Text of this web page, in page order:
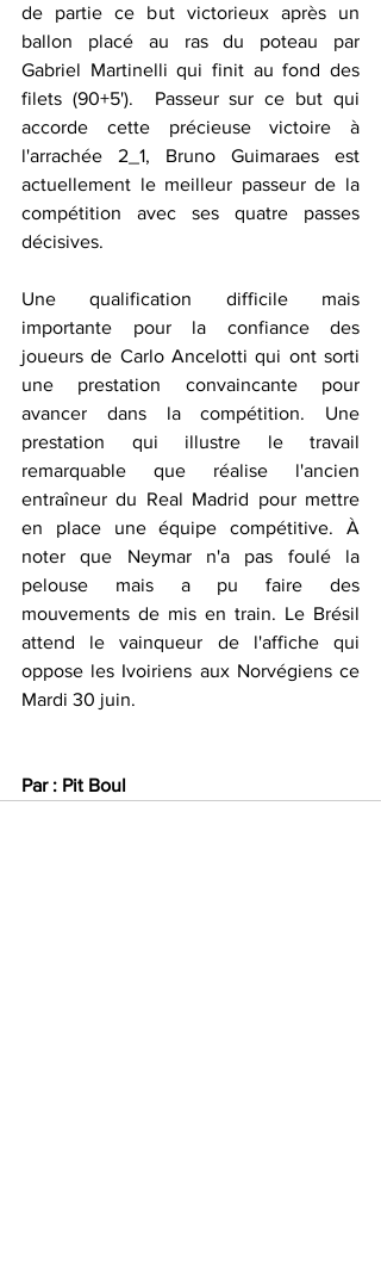
de partie ce but victorieux après un
ballon placé au ras du poteau par
Gabriel Martinelli qui finit au fond des
filets (90+5').  Passeur sur ce but qui
accorde cette précieuse victoire à
l'arrachée 2_1, Bruno Guimaraes est
actuellement le meilleur passeur de la
compétition avec ses quatre passes
décisives.
Une qualification difficile mais
importante pour la confiance des
joueurs de Carlo Ancelotti qui ont sorti
une prestation convaincante pour
avancer dans la compétition. Une
prestation qui illustre le travail
remarquable que réalise l'ancien
entraîneur du Real Madrid pour mettre
en place une équipe compétitive. À
noter que Neymar n'a pas foulé la
pelouse mais a pu faire des
mouvements de mis en train. Le Brésil
attend le vainqueur de l'affiche qui
oppose les Ivoiriens aux Norvégiens ce
Mardi 30 juin.
Par : Pit Boul